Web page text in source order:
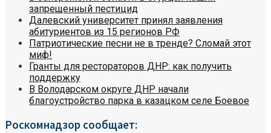
запрещенный пестицид
Далевский университет принял заявления
абитуриентов из 15 регионов РФ
Патриотические песни не в тренде? Сломай этот
миф!
Гранты для рестораторов ДНР: как получить
поддержку
В Володарском округе ДНР начали
благоустройство парка в казацком селе Боевое
Роскомнадзор сообщает: